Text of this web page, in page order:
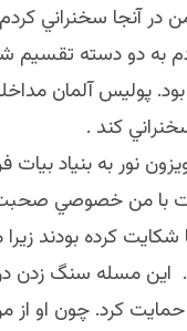
در آنجا سخنراني
به دو دسته
پوليس آلمان
كند .
نور به بنياد
با من خصوصي
كرده بودند زيرا
اين مسله سنگ زدن
كرد. چون او